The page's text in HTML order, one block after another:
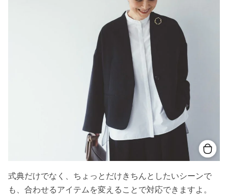
式典だけでなく、ちょっとだけきちんとしたいシーンで
も、合わせるアイテムを変えることで対応できますよ。